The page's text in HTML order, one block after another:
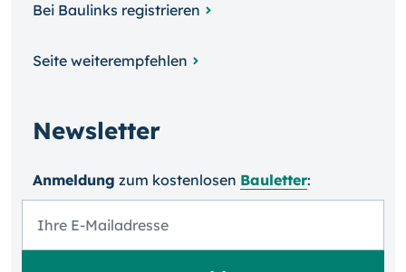
Bei Baulinks registrieren
Seite weiterempfehlen
Newsletter
Anmeldung zum kosten­losen Bauletter: